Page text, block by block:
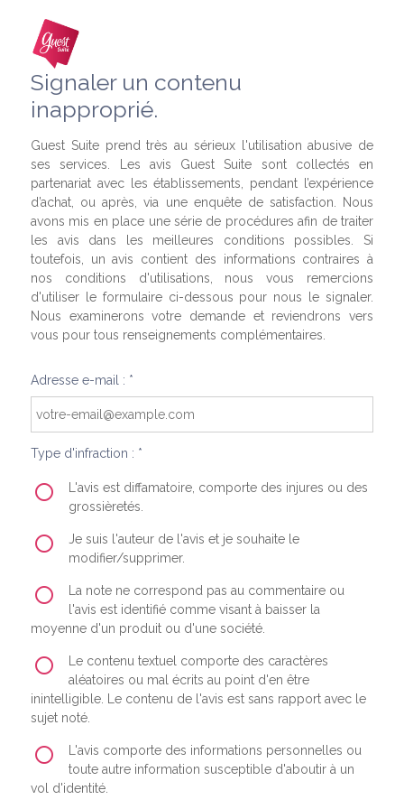
Signaler un contenu
inapproprié.
Guest Suite prend très au sérieux l'utilisation abusive de
ses services. Les avis Guest Suite sont collectés en
partenariat avec les établissements, pendant l’expérience
d’achat, ou après, via une enquête de satisfaction. Nous
avons mis en place une série de procédures afin de traiter
les avis dans les meilleures conditions possibles. Si
toutefois, un avis contient des informations contraires à
nos conditions d'utilisations, nous vous remercions
d'utiliser le formulaire ci-dessous pour nous le signaler.
Nous examinerons votre demande et reviendrons vers
vous pour tous renseignements complémentaires.
Adresse e-mail : *
Type d'infraction : *
L'avis est diffamatoire, comporte des injures ou des
grossièretés.
Je suis l'auteur de l'avis et je souhaite le
modifier/supprimer.
La note ne correspond pas au commentaire ou
l'avis est identifié comme visant à baisser la
moyenne d'un produit ou d'une société.
Le contenu textuel comporte des caractères
aléatoires ou mal écrits au point d'en être
inintelligible. Le contenu de l'avis est sans rapport avec le
sujet noté.
L'avis comporte des informations personnelles ou
toute autre information susceptible d'aboutir à un
vol d'identité.